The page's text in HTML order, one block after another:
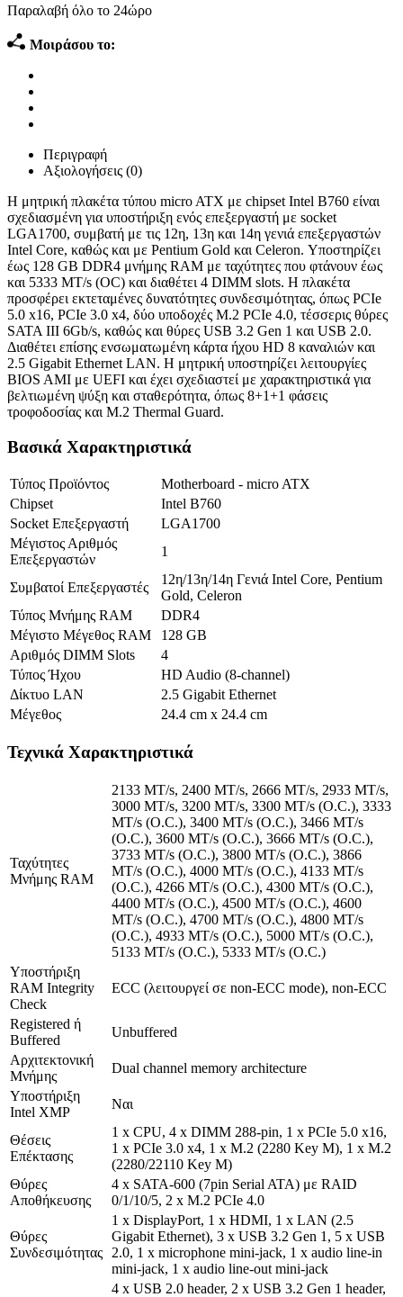
Παραλαβή όλο το 24ώρο
Μοιράσου το:
Περιγραφή
Αξιολογήσεις (0)
Η μητρική πλακέτα τύπου micro ATX με chipset Intel B760 είναι
σχεδιασμένη για υποστήριξη ενός επεξεργαστή με socket
LGA1700, συμβατή με τις 12η, 13η και 14η γενιά επεξεργαστών
Intel Core, καθώς και με Pentium Gold και Celeron. Υποστηρίζει
έως 128 GB DDR4 μνήμης RAM με ταχύτητες που φτάνουν έως
και 5333 MT/s (OC) και διαθέτει 4 DIMM slots. Η πλακέτα
προσφέρει εκτεταμένες δυνατότητες συνδεσιμότητας, όπως PCIe
5.0 x16, PCIe 3.0 x4, δύο υποδοχές M.2 PCIe 4.0, τέσσερις θύρες
SATA III 6Gb/s, καθώς και θύρες USB 3.2 Gen 1 και USB 2.0.
Διαθέτει επίσης ενσωματωμένη κάρτα ήχου HD 8 καναλιών και
2.5 Gigabit Ethernet LAN. Η μητρική υποστηρίζει λειτουργίες
BIOS AMI με UEFI και έχει σχεδιαστεί με χαρακτηριστικά για
βελτιωμένη ψύξη και σταθερότητα, όπως 8+1+1 φάσεις
τροφοδοσίας και M.2 Thermal Guard.
Βασικά Χαρακτηριστικά
Τύπος Προϊόντος
Motherboard - micro ATX
Chipset
Intel B760
Socket Επεξεργαστή
LGA1700
Μέγιστος Αριθμός
Επεξεργαστών
1
Συμβατοί Επεξεργαστές
12η/13η/14η Γενιά Intel Core, Pentium
Gold, Celeron
Τύπος Μνήμης RAM
DDR4
Μέγιστο Μέγεθος RAM
128 GB
Αριθμός DIMM Slots
4
Τύπος Ήχου
HD Audio (8-channel)
Δίκτυο LAN
2.5 Gigabit Ethernet
Μέγεθος
24.4 cm x 24.4 cm
Τεχνικά Χαρακτηριστικά
Ταχύτητες
Μνήμης RAM
2133 MT/s, 2400 MT/s, 2666 MT/s, 2933 MT/s,
3000 MT/s, 3200 MT/s, 3300 MT/s (O.C.), 3333
MT/s (O.C.), 3400 MT/s (O.C.), 3466 MT/s
(O.C.), 3600 MT/s (O.C.), 3666 MT/s (O.C.),
3733 MT/s (O.C.), 3800 MT/s (O.C.), 3866
MT/s (O.C.), 4000 MT/s (O.C.), 4133 MT/s
(O.C.), 4266 MT/s (O.C.), 4300 MT/s (O.C.),
4400 MT/s (O.C.), 4500 MT/s (O.C.), 4600
MT/s (O.C.), 4700 MT/s (O.C.), 4800 MT/s
(O.C.), 4933 MT/s (O.C.), 5000 MT/s (O.C.),
5133 MT/s (O.C.), 5333 MT/s (O.C.)
Υποστήριξη
RAM Integrity
Check
ECC (λειτουργεί σε non-ECC mode), non-ECC
Registered ή
Buffered
Unbuffered
Αρχιτεκτονική
Μνήμης
Dual channel memory architecture
Υποστήριξη
Intel XMP
Ναι
Θέσεις
Επέκτασης
1 x CPU, 4 x DIMM 288-pin, 1 x PCIe 5.0 x16,
1 x PCIe 3.0 x4, 1 x M.2 (2280 Key M), 1 x M.2
(2280/22110 Key M)
Θύρες
Αποθήκευσης
4 x SATA-600 (7pin Serial ATA) με RAID
0/1/10/5, 2 x M.2 PCIe 4.0
Θύρες
Συνδεσιμότητας
1 x DisplayPort, 1 x HDMI, 1 x LAN (2.5
Gigabit Ethernet), 3 x USB 3.2 Gen 1, 5 x USB
2.0, 1 x microphone mini-jack, 1 x audio line-in
mini-jack, 1 x audio line-out mini-jack
4 x USB 2.0 header, 2 x USB 3.2 Gen 1 header,